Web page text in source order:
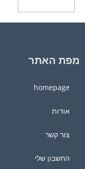
מפת האתר
homepage
אודות
צור קשר
החשבון שלי